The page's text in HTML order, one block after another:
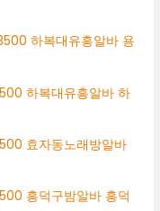
하복대유흥알바 용
하복대유흥알바 하
효자동노래방알바
흥덕구밤알바 흥덕